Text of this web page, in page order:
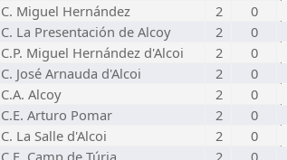
C. Miguel Hernández 2 0
C. La Presentación de Alcoy 2 0
C.P. Miguel Hernández d'Alcoi 2 0
C. José Arnauda d'Alcoi 2 0
C.A. Alcoy 2 0
C.E. Arturo Pomar 2 0
C. La Salle d'Alcoi 2 0
C.E. Camp de Túria 2 0